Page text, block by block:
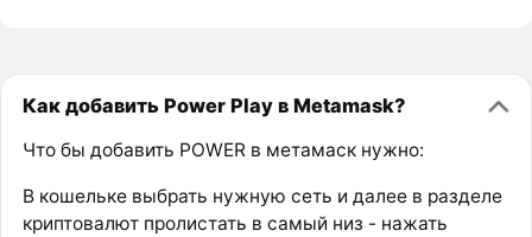
Как добавить Power Play в Metamask?
Что бы добавить POWER в метамаск нужно:
В кошельке выбрать нужную сеть и далее в разделе
криптовалют пролистать в самый низ - нажать